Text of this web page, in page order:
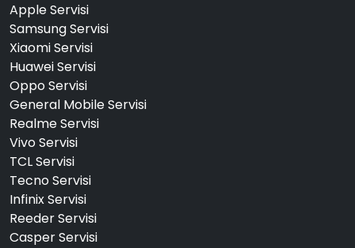
Apple Servisi
Samsung Servisi
Xiaomi Servisi
Huawei Servisi
Oppo Servisi
General Mobile Servisi
Realme Servisi
Vivo Servisi
TCL Servisi
Tecno Servisi
Infinix Servisi
Reeder Servisi
Casper Servisi